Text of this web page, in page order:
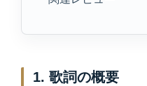
1. 歌詞の概要